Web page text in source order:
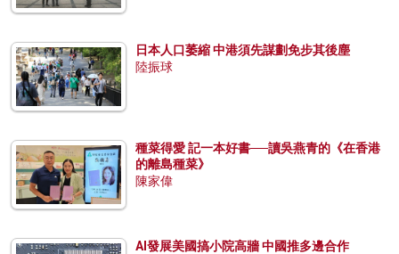
日本人口萎縮 中港須先謀劃免步其後塵
陸振球
種菜得愛 記一本好書──讀吳燕青的《在香港
的離島種菜》
陳家偉
AI發展美國搞小院高牆 中國推多邊合作